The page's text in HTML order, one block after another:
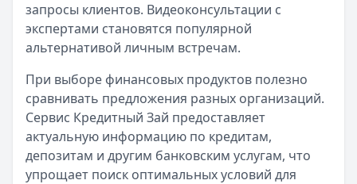
запросы клиентов. Видеоконсультации с
экспертами становятся популярной
альтернативой личным встречам.
При выборе финансовых продуктов полезно
сравнивать предложения разных организаций.
Сервис Кредитный Зай предоставляет
актуальную информацию по кредитам,
депозитам и другим банковским услугам, что
упрощает поиск оптимальных условий для